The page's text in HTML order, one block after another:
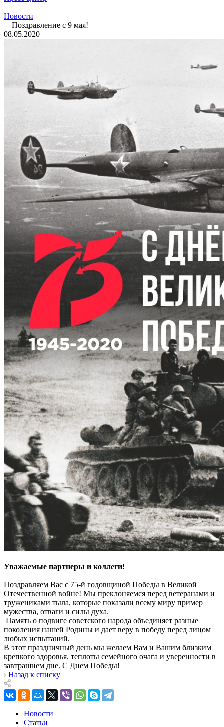
—
Новости
—Поздравление с 9 мая!
08.05.2020
Уважаемые партнеры и коллеги!
Поздравляем Вас с 75-й годовщиной Победы в Великой
Отечественной войне! Мы преклоняемся перед ветеранами и
тружениками тыла, которые показали всему миру пример
мужества, отваги и силы духа.
Память о подвиге советского народа объединяет разные
поколения нашей Родины и дает веру в победу перед лицом
любых испытаний.
В этот праздничный день мы желаем Вам и Вашим близким
крепкого здоровья, теплоты семейного очага и уверенности в
завтрашнем дне. С Днем Победы!
Назад к списку
Новости
Статьи